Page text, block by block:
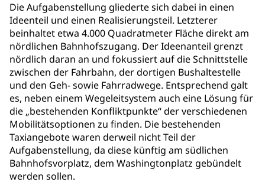
Die Aufgabenstellung gliederte sich dabei in einen
Ideenteil und einen Realisierungsteil. Letzterer
beinhaltet etwa 4.000 Quadratmeter Fläche direkt am
nördlichen Bahnhofszugang. Der Ideenanteil grenzt
nördlich daran an und fokussiert auf die Schnittstelle
zwischen der Fahrbahn, der dortigen Bushaltestelle
und den Geh- sowie Fahrradwege. Entsprechend galt
es, neben einem Wegeleitsystem auch eine Lösung für
die „bestehenden Konfliktpunkte“ der verschiedenen
Mobilitätsoptionen zu finden. Die bestehenden
Taxiangebote waren derweil nicht Teil der
Aufgabenstellung, da diese künftig am südlichen
Bahnhofsvorplatz, dem Washingtonplatz gebündelt
werden sollen.